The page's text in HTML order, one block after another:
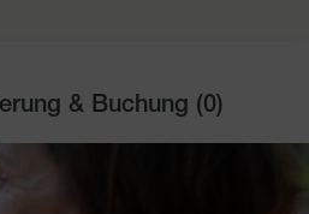
& Buchung (0)